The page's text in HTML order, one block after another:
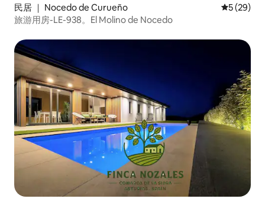
民居 ｜ Nocedo de Curueño 平均评分
5 (29)
旅游用房-LE-938。El Molino de Nocedo